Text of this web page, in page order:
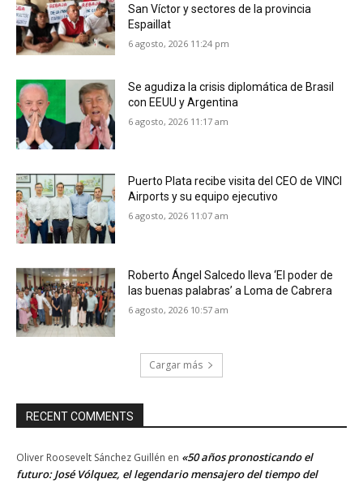
San Víctor y sectores de la provincia
Espaillat
6 agosto, 2026 11:24 pm
Se agudiza la crisis diplomática de Brasil
con EEUU y Argentina
6 agosto, 2026 11:17 am
Puerto Plata recibe visita del CEO de VINCI
Airports y su equipo ejecutivo
6 agosto, 2026 11:07 am
Roberto Ángel Salcedo lleva ‘El poder de
las buenas palabras’ a Loma de Cabrera
6 agosto, 2026 10:57 am
Cargar más
RECENT COMMENTS
Oliver Roosevelt Sánchez Guillén en «50 años pronosticando el
futuro: José Vólquez, el legendario mensajero del tiempo del